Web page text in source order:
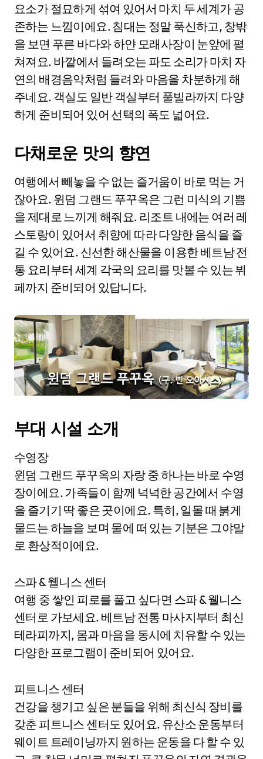
요소가 절묘하게 섞여 있어서 마치 두 세계가 공
존하는 느낌이에요. 침대는 정말 푹신하고, 창밖
을 보면 푸른 바다와 하얀 모래사장이 눈앞에 펼
쳐져요. 바깥에서 들려오는 파도 소리가 마치 자
연의 배경음악처럼 들려와 마음을 차분하게 해
주네요. 객실도 일반 객실부터 풀빌라까지 다양
하게 준비되어 있어 선택의 폭도 넓어요.
다채로운 맛의 향연
여행에서 빼놓을 수 없는 즐거움이 바로 먹는 거
잖아요. 윈덤 그랜드 푸꾸옥은 그런 미식의 기쁨
을 제대로 느끼게 해줘요. 리조트 내에는 여러 레
스토랑이 있어서 취향에 따라 다양한 음식을 즐
길 수 있어요. 신선한 해산물을 이용한 베트남 전
통 요리부터 세계 각국의 요리를 맛볼 수 있는 뷔
페까지 준비되어 있답니다.
부대 시설 소개
수영장
윈덤 그랜드 푸꾸옥의 자랑 중 하나는 바로 수영
장이에요. 가족들이 함께 넉넉한 공간에서 수영
을 즐기기 딱 좋은 곳이에요. 특히, 일몰 때 붉게
물드는 하늘을 보며 물에 떠 있는 기분은 그야말
로 환상적이에요.
스파 & 웰니스 센터
여행 중 쌓인 피로를 풀고 싶다면 스파 & 웰니스
센터로 가보세요. 베트남 전통 마사지부터 최신
테라피까지, 몸과 마음을 동시에 치유할 수 있는
다양한 프로그램이 준비되어 있어요.
피트니스 센터
건강을 챙기고 싶은 분들을 위해 최신식 장비를
갖춘 피트니스 센터도 있어요. 유산소 운동부터
웨이트 트레이닝까지 원하는 운동을 다 할 수 있